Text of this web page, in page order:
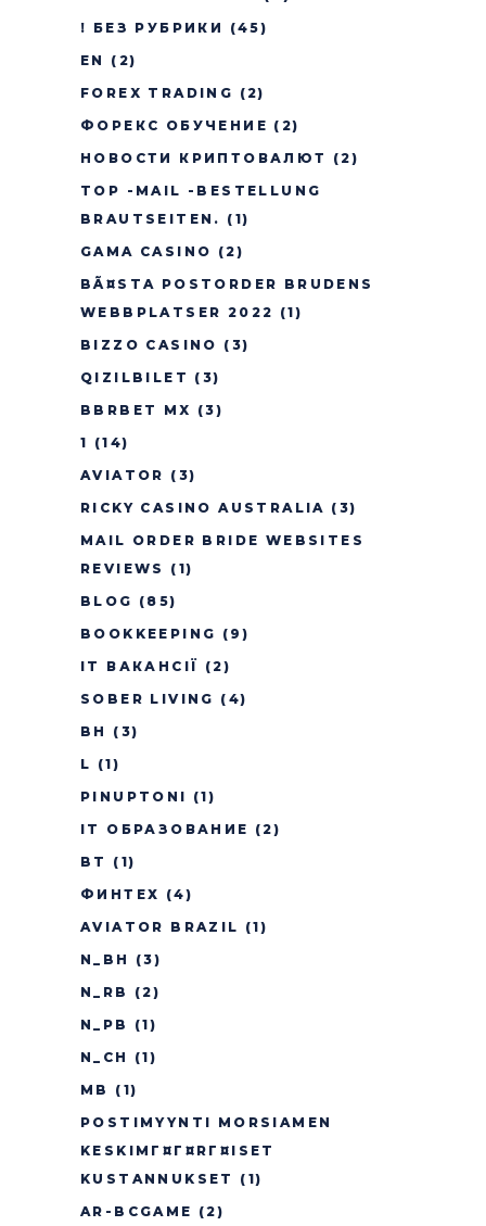
! БЕЗ РУБРИКИ
(45)
EN
(2)
FOREX TRADING (2)
ФОРЕКС ОБУЧЕНИЕ (2)
НОВОСТИ КРИПТОВАЛЮТ
(2)
TOP -MAIL -BESTELLUNG
BRAUTSEITEN. (1)
GAMA CASINO (2)
BÃ¤STA POSTORDER BRUDENS
WEBBPLATSER 2022 (1)
BIZZO CASINO (3)
QIZILBILET (3)
BBRBET MX (3)
1 (14)
AVIATOR (3)
RICKY CASINO AUSTRALIA (3)
MAIL ORDER BRIDE WEBSITES
REVIEWS
(1)
BLOG (85)
BOOKKEEPING (9)
IT ВАКАНСІЇ
(2)
SOBER LIVING (4)
BH
(3)
L (1)
PINUPTONI (1)
IT ОБРАЗОВАНИЕ (2)
BT
(1)
ФИНТЕХ (4)
AVIATOR BRAZIL (1)
N_BH
(3)
N_RB
(2)
N_PB
(1)
N_CH
(1)
MB
(1)
POSTIMYYNTI MORSIAMEN
KESKIMГ¤Г¤RГ¤ISET
KUSTANNUKSET
(1)
AR-BCGAME (2)